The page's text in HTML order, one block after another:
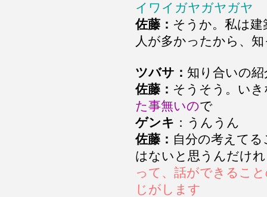
イワイガヤガヤガヤ
佐藤： そうか。私は
人が多かったから、
ツバサ： 知り合いの
佐藤： そうそう。いき
た事無いので
ゲンキ ：うんうん
佐藤： 自分の考えて
はないと思うんだけ
って、話ができるこ
じがします